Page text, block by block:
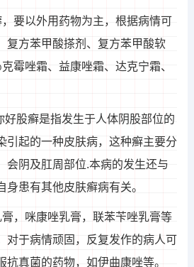
要以外用药物为主，根据病情可
复方苯甲酸搽剂、复方苯甲酸软
霉唑霜、益康唑霜、达克宁霜、
好股癣是指发生于人体阴股部位的
引起的一种皮肤病，这种癣主要分
会阴及肛周部位.本病的发生还与
身患有其他皮肤癣病有关。
，咪康唑乳膏，联苯苄唑乳膏等
对于病情顽固，反复发作的病人可
抗真菌的药物，如伊曲康唑等。